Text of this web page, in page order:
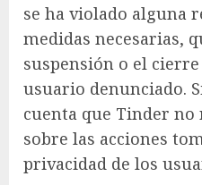
se ha violado alguna
medidas necesarias,
suspensión o el
usuario denunciado.
cuenta que Tinder
sobre las acciones
privacidad de los